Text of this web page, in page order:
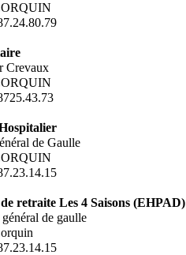
Crevaux
de Gaulle
retraite Les 4 Saisons (EHPAD)
de gaulle